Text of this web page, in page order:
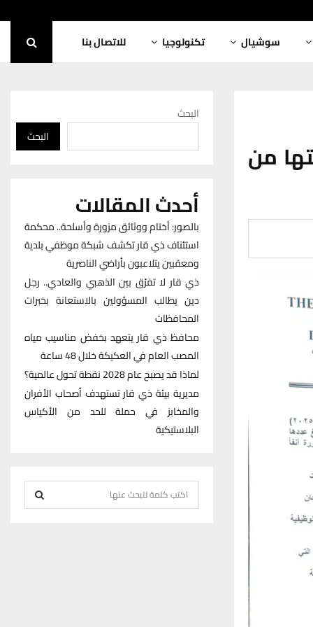
سوشيال تكنولوجيا للاتصال بنا
من
البحث
البحث
أحدث المقالات
بالصور: أختام ووثائق مزورة وأسلحة.. محكمة
استئناف ذي قار تكشف شبكة موظفي بلدية
ومعقبين يتلاعبون بأراضي الناصرية
ذي قار لا تفرّق بين الذهبي والعادي.. رجل
دين يطالب المسؤولين بالاستعانة بخبرات
المحافظات
محافظ ذي قار يتعهد بخفض مناسيب مياه
المصب العام في العكيكة خلال 48 ساعة
لماذا قد يصبح عام 2028 نقطة تحول عالمية؟
مديرية بيئة ذي قار تستهدف أصحاب الأفران
والمخابز في حملة للحد من الأكياس
البلاستيكية
e